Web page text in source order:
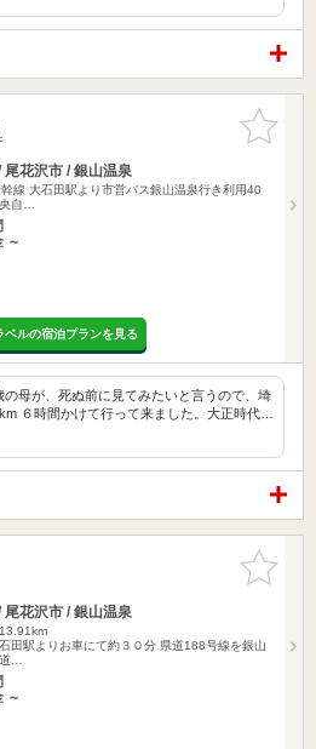
お気に入
りに追加
尾花沢市 / 銀山温泉
線 大石田駅より市営バス銀山温泉行き利用40
自…
～
ベルの宿泊プランを見る
の母が、死ぬ前に見てみたいと言うので、埼
６時間かけて行って来ました。大正時代…
お気に入
りに追加
尾花沢市 / 銀山温泉
田駅よりお車にて約３０分 県道188号線を銀山
…
～